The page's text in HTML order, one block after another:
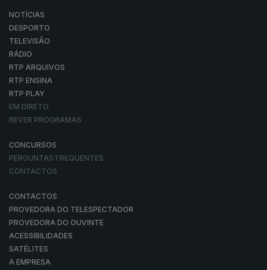
NOTÍCIAS
DESPORTO
TELEVISÃO
RÁDIO
RTP ARQUIVOS
RTP ENSINA
RTP PLAY
EM DIRETO
REVER PROGRAMAS
CONCURSOS
PERGUNTAS FREQUENTES
CONTACTOS
CONTACTOS
PROVEDORA DO TELESPECTADOR
PROVEDORA DO OUVINTE
ACESSIBILIDADES
SATÉLITES
A EMPRESA